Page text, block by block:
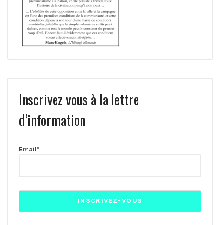
Inscrivez vous à la lettre
d’information
Email*